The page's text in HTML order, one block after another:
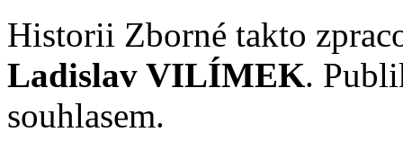
Historii Zborné takto
Ladislav VILÍMEK.
souhlasem.